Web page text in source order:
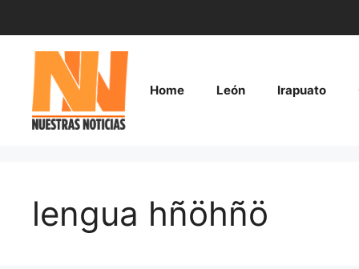
contenido
Home León Irapuato
lengua hñöhñö